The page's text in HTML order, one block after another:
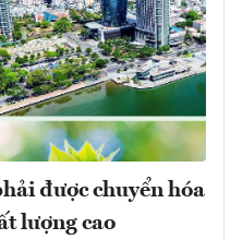
được chuyển hóa
lượng cao